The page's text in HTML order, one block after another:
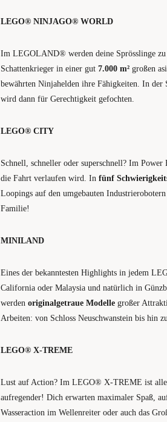
LEGO® NINJAGO® WORLD
Im LEGOLAND® werden deine Sprösslinge
Schattenkrieger in einer gut 7.000 m² großen
bewährten Ninjahelden ihre Fähigkeiten. In
wird dann für Gerechtigkeit gefochten.
LEGO® CITY
Schnell, schneller oder superschnell? Im
die Fahrt verlaufen wird. In fünf
Loopings auf den umgebauten
Familie!
MINILAND
Eines der bekanntesten Highlights in jedem
California oder Malaysia und natürlich in
werden originalgetraue Modelle großer
Arbeiten: von Schloss Neuschwanstein bis hin
LEGO® X-TREME
Lust auf Action? Im LEGO® X-TREME ist
aufregender! Dich erwarten maximaler Spaß,
Wasseraction im Wellenreiter oder auch das